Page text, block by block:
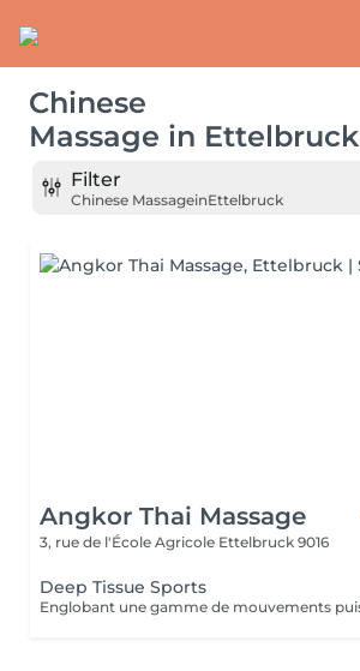
Chinese
Massage in Ettelbruck
Filter
Chinese MassageinEttelbruck
Angkor Thai Massage
3, rue de l'École Agricole Ettelbruck 9016
Deep Tissue Sports